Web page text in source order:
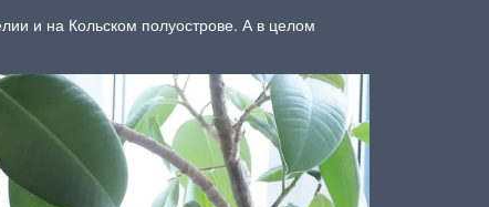
и на Кольском полуострове. А в целом